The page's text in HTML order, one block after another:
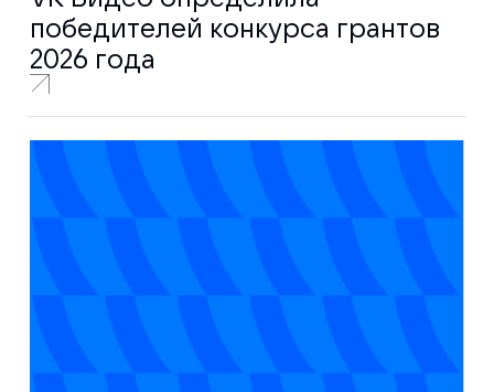
победителей конкурса грантов
2026 года